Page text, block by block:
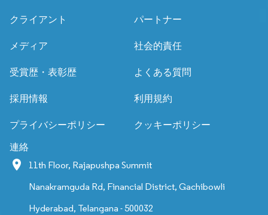
クライアント パートナー
メディア 社会的責任
受賞歴・表彰歴 よくある質問
採用情報 利用規約
プライバシーポリシー クッキーポリシー
連絡
11th Floor, Rajapushpa Summit
Nanakramguda Rd, Financial District, Gachibowli
Hyderabad, Telangana - 500032